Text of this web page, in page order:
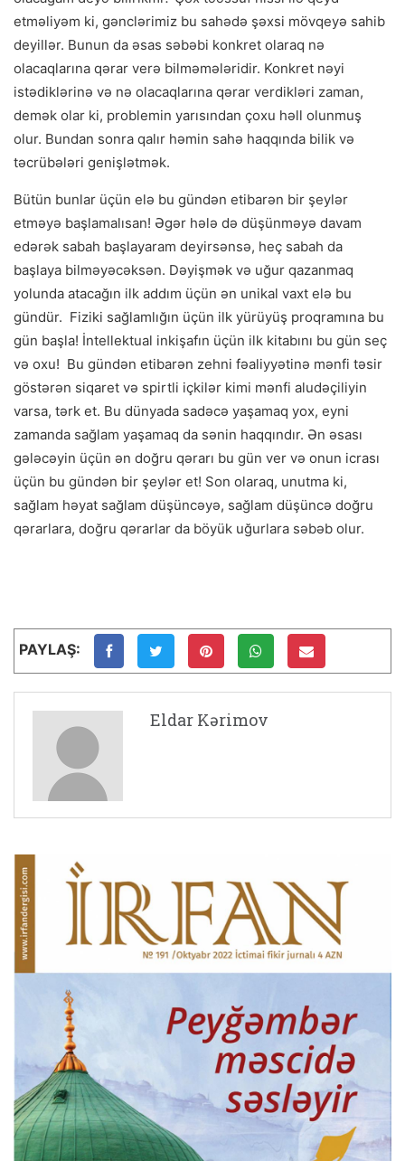
etməliyəm ki, gənclərimiz bu sahədə şəxsi mövqeyə sahib
deyillər. Bunun da əsas səbəbi konkret olaraq nə
olacaqlarına qərar verə bilməmələridir. Konkret nəyi
istədiklərinə və nə olacaqlarına qərar verdikləri zaman,
demək olar ki, problemin yarısından çoxu həll olunmuş
olur. Bundan sonra qalır həmin sahə haqqında bilik və
təcrübələri genişlətmək.
Bütün bunlar üçün elə bu gündən etibarən bir şeylər
etməyə başlamalısan! Əgər hələ də düşünməyə davam
edərək sabah başlayaram deyirsənsə, heç sabah da
başlaya bilməyəcəksən. Dəyişmək və uğur qazanmaq
yolunda atacağın ilk addım üçün ən unikal vaxt elə bu
gündür. Fiziki sağlamlığın üçün ilk yürüyüş proqramına bu
gün başla! İntellektual inkişafın üçün ilk kitabını bu gün seç
və oxu! Bu gündən etibarən zehni fəaliyyətinə mənfi təsir
göstərən siqaret və spirtli içkilər kimi mənfi aludəçiliyin
varsa, tərk et. Bu dünyada sadəcə yaşamaq yox, eyni
zamanda sağlam yaşamaq da sənin haqqındır. Ən əsası
gələcəyin üçün ən doğru qərarı bu gün ver və onun icrası
üçün bu gündən bir şeylər et! Son olaraq, unutma ki,
sağlam həyat sağlam düşüncəyə, sağlam düşüncə doğru
qərarlara, doğru qərarlar da böyük uğurlara səbəb olur.
PAYLAŞ:
Eldar Kərimov